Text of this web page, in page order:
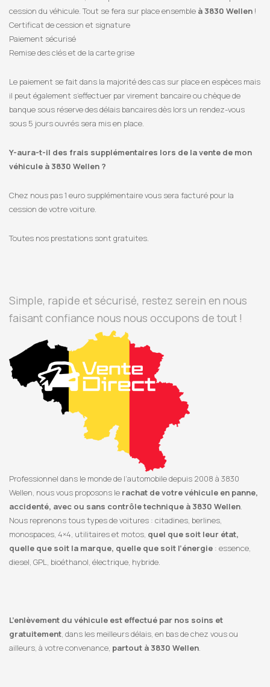
cession du véhicule. Tout se fera sur place ensemble à 3830 Wellen !
Certificat de cession et signature
Paiement sécurisé
Remise des clés et de la carte grise
Le paiement se fait dans la majorité des cas sur place en espèces mais
il peut également s’effectuer par virement bancaire ou chèque de
banque sous réserve des délais bancaires dès lors un rendez-vous
sous 5 jours ouvrés sera mis en place.
Y-aura-t-il des frais supplémentaires lors de la vente de mon
véhicule à 3830 Wellen ?
Chez nous pas 1 euro supplémentaire vous sera facturé pour la
cession de votre voiture.
Toutes nos prestations sont gratuites.
Simple, rapide et sécurisé, restez serein en nous
faisant confiance nous nous occupons de tout !
Professionnel dans le monde de l’automobile depuis 2008 à 3830
Wellen, nous vous proposons le rachat de votre véhicule en panne,
accidenté, avec ou sans contrôle technique à 3830 Wellen.
Nous reprenons tous types de voitures : citadines, berlines,
monospaces, 4×4, utilitaires et motos, quel que soit leur état,
quelle que soit la marque, quelle que soit l’énergie : essence,
diesel, GPL, bioéthanol, électrique, hybride.
L’enlèvement du véhicule est effectué par nos soins et
gratuitement, dans les meilleurs délais, en bas de chez vous ou
ailleurs, à votre convenance, partout à 3830 Wellen.